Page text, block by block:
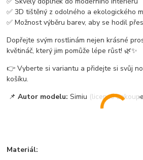
✅ 3D tištěný z odolného a ekologického
✅ Možnost výběru barev, aby se hodil
Dopřejte svým rostlinám nejen krásné
květináč, který jim pomůže lépe růst! 🌿✨
👉 Vyberte si variantu a přidejte si svůj
košíku.
📌Autor modelu: Simiu (licence
Materiál: